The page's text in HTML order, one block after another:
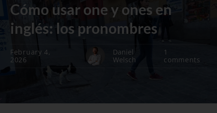
Cómo usar one y ones en
inglés: los pronombres
February 4,
2026
Daniel
Welsch
1
comments